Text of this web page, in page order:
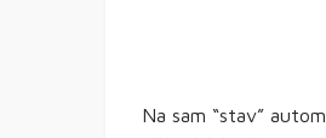
Na sam “stav”